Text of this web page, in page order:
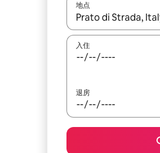
地点
如有搜索结果，请使
入住
退房